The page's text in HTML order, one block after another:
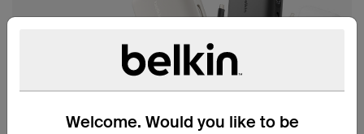
Welcome. Would you like to be